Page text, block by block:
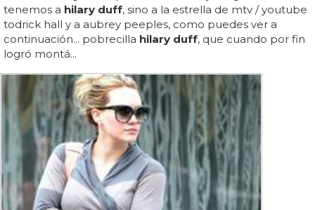
tenemos a hilary duff, sino a la estrella de mtv / youtube
todrick hall y a aubrey peeples, como puedes ver a
continuación... pobrecilla hilary duff, que cuando por fin
logró montá...